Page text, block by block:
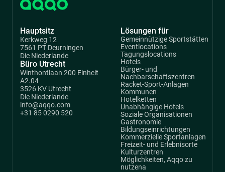
Hauptsitz
Kerkweg 12
7561 PT Deurningen
Die Niederlande
Büro Utrecht
Winthontlaan 200 Einheit
A2.04
3526 KV Utrecht
Die Niederlande
info@aqqo.com
+31 85 0290 520
Lösungen für
Gemeinnützige Sportstätten
Eventlocations
Tagungslocations
Hotels
Bürger- und
Nachbarschaftszentren
Racket-Sport-Anlagen
Kommunen
Hotelketten
Unabhängige Hotels
Soziale Organisationen
Gastronomie
Bildungseinrichtungen
Kommerzielle Sportanlagen
Freizeit- und Erlebnisorte
Kulturzentren
Möglichkeiten, Aqqo zu
nutzena